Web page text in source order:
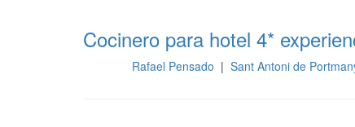
Cocinero para hotel 4*
Rafael Pensado | Sant Antoni de